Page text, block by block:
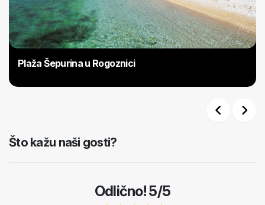
Plaža Šepurina u Rogoznici
Što kažu naši gosti?
Odlično! 5/5